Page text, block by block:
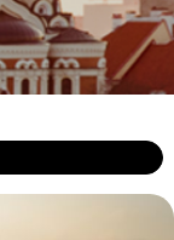
face cachée